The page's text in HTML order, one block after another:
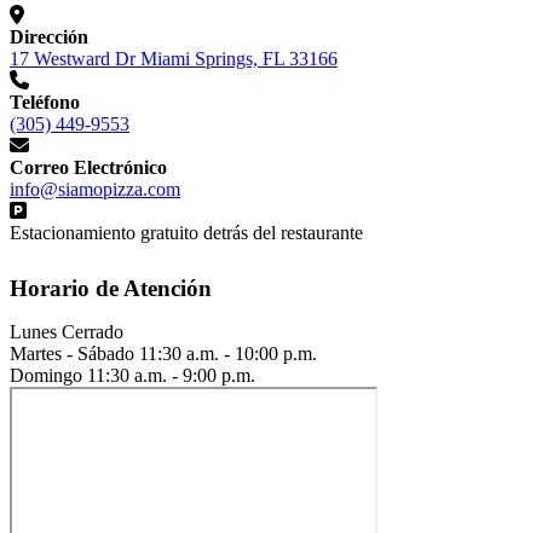
Dirección
17 Westward Dr Miami Springs, FL 33166
Teléfono
(305) 449-9553
Correo Electrónico
info@siamopizza.com
Estacionamiento gratuito detrás del restaurante
Horario de Atención
Lunes Cerrado
Martes - Sábado 11:30 a.m. - 10:00 p.m.
Domingo 11:30 a.m. - 9:00 p.m.